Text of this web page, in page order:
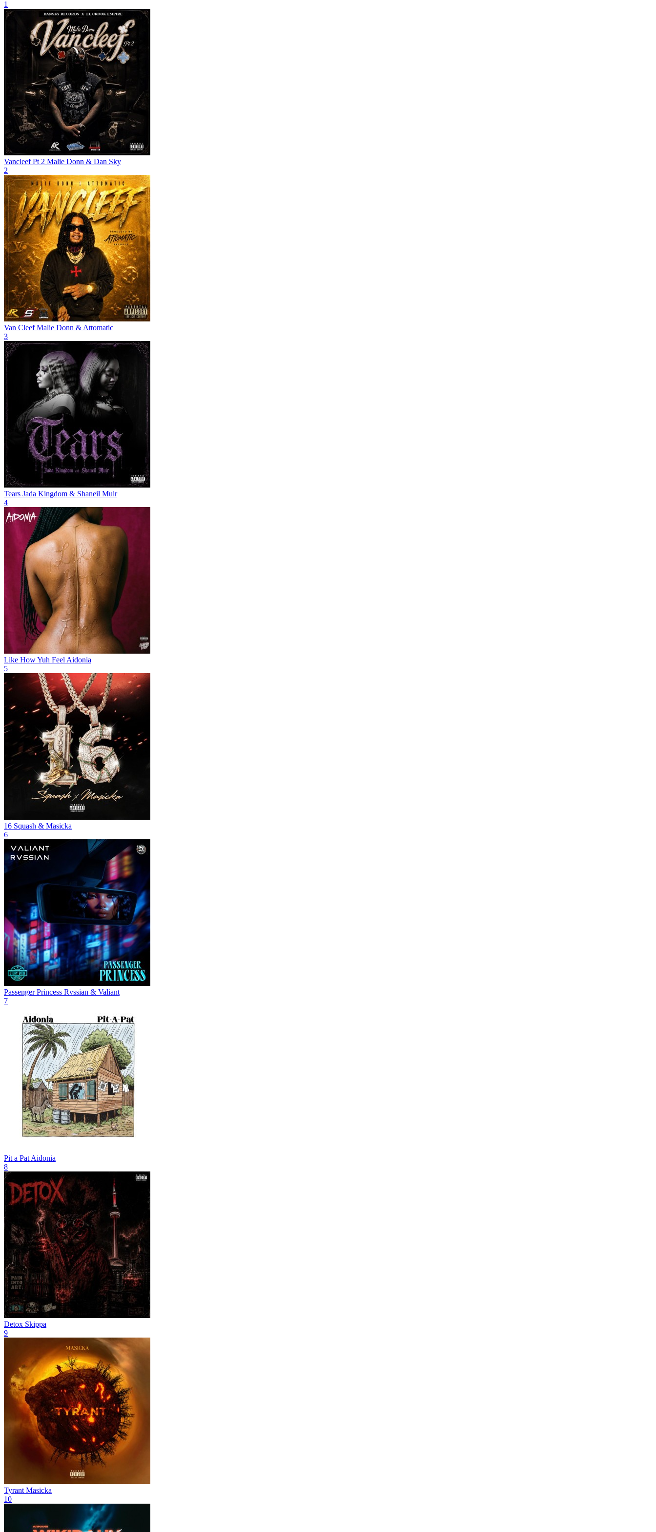
1
Vancleef Pt 2 Malie Donn & Dan Sky
2
Van Cleef Malie Donn & Attomatic
3
Tears Jada Kingdom & Shaneil Muir
4
Like How Yuh Feel Aidonia
5
16 Squash & Masicka
6
Passenger Princess Rvssian & Valiant
7
Pit a Pat Aidonia
8
Detox Skippa
9
Tyrant Masicka
10